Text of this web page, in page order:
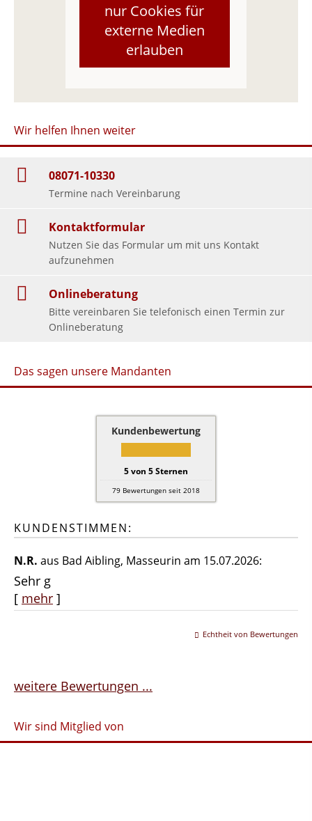
nur Cookies für
externe Medien
erlauben
Wir helfen Ihnen weiter
08071-10330
Termine nach Vereinbarung
Kontaktformular
Nutzen Sie das Formular um mit uns Kontakt
aufzunehmen
Onlineberatung
Bitte vereinbaren Sie telefonisch einen Termin zur
Onlineberatung
Das sagen unsere Mandanten
Kundenbewertung
5von 5Sternen
79 Bewertungen seit 2018
KUNDENSTIMMEN:
N.R. aus Bad Aibling, Masseurin am 15.07.2026:
Sehr g
[ mehr ]
Echtheit von Bewertungen
weitere Bewertungen ...
Wir sind Mitglied von